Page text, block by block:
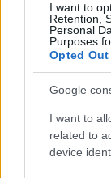
I want to
Retention,
Personal
Purposes
Opted Out
Google
I want to
related to
device